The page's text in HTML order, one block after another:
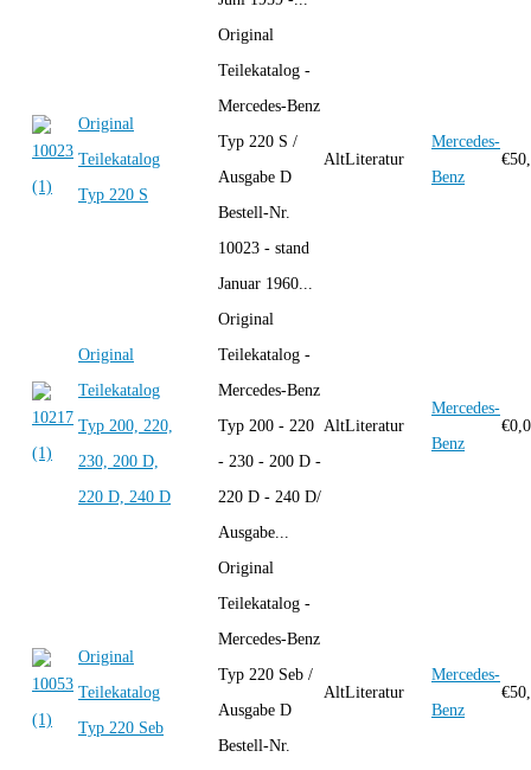
Original
Teilekatalog
Typ 220 S
Original
Teilekatalog -
Mercedes-Benz
Typ 220 S /
Ausgabe D
Bestell-Nr.
10023 - stand
Januar 1960...
AltLiteratur
Mercedes-
Benz
€
Original
Teilekatalog
Typ 200, 220,
230, 200 D,
220 D, 240 D
Original
Teilekatalog -
Mercedes-Benz
Typ 200 - 220
- 230 - 200 D -
220 D - 240 D/
Ausgabe...
AltLiteratur
Mercedes-
Benz
€
Original
Teilekatalog
Typ 220 Seb
Original
Teilekatalog -
Mercedes-Benz
Typ 220 Seb /
Ausgabe D
Bestell-Nr.
AltLiteratur
Mercedes-
Benz
€